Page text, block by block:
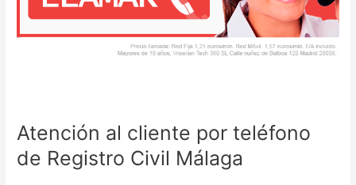
Atención al cliente por teléfono
de Registro Civil Málaga